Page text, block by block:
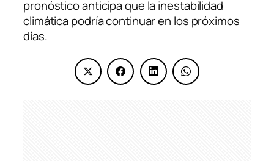
pronóstico anticipa que la inestabilidad
climática podría continuar en los próximos
días.